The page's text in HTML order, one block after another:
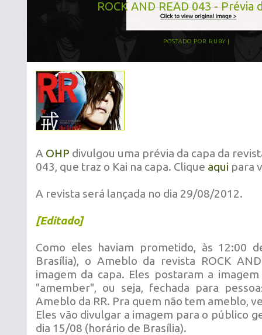
ROCK AND READ 043 - Prévia
POSTADO POR RUBY
A OHP divulgou uma prévia da capa da
043, que traz o Kai na capa. Clique aqui para
A revista será lançada no dia 29/08/2012.
[Editado]
Como eles haviam prometido, às 12:00
Brasília), o Ameblo da revista ROCK
imagem da capa. Eles postaram a
"amember", ou seja, fechada para
Ameblo da RR. Pra quem não tem ameblo,
Eles vão divulgar a imagem para o público
dia 15/08 (horário de Brasília).